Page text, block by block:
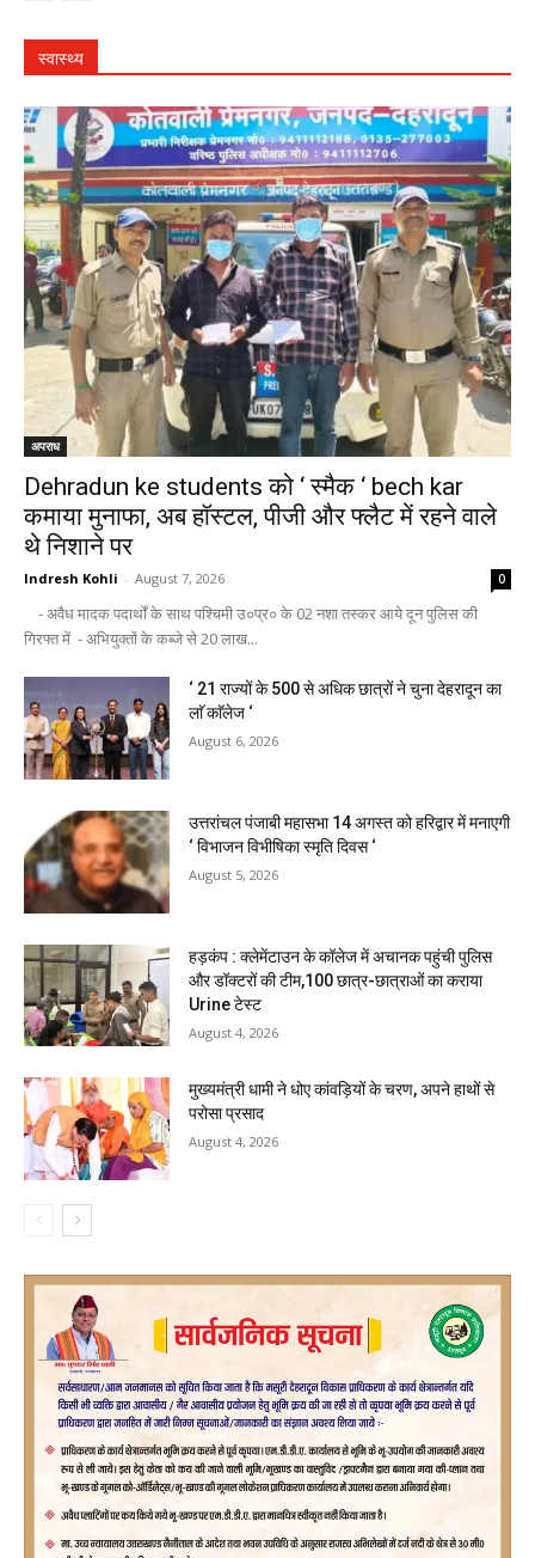
स्वास्थ्य
अपराध
Dehradun ke students को ‘ स्मैक ‘ bech kar
कमाया मुनाफा, अब हॉस्टल, पीजी और फ्लैट में रहने वाले
थे निशाने पर
Indresh Kohli - August 7, 2026 0
- अवैध मादक पदार्थों के साथ पश्चिमी उ०प्र० के 02 नशा तस्कर आये दून पुलिस की
गिरफ्त में - अभियुक्तों के कब्जे से 20 लाख...
‘ 21 राज्यों के 500 से अधिक छात्रों ने चुना देहरादून का
लाॅ काॅलेज ‘
August 6, 2026
उत्तरांचल पंजाबी महासभा 14 अगस्त को हरिद्वार में मनाएगी
‘ विभाजन विभीषिका स्मृति दिवस ‘
August 5, 2026
हड़कंप : क्लेमेंटाउन के कॉलेज में अचानक पहुंची पुलिस
और डॉक्टरों की टीम,100 छात्र-छात्राओं का कराया
Urine टेस्ट
August 4, 2026
मुख्यमंत्री धामी ने धोए कांवड़ियों के चरण, अपने हाथों से
परोसा प्रसाद
August 4, 2026